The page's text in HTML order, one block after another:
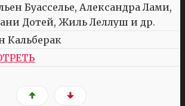
Буасселье, Александра Лами,
Дотей, Жиль Леллуш и др.
Кальберак